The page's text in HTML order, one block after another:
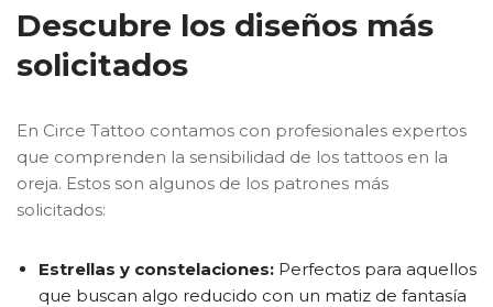
Descubre los diseños más
solicitados
En Circe Tattoo contamos con profesionales expertos
que comprenden la sensibilidad de los tattoos en la
oreja. Estos son algunos de los patrones más
solicitados:
Estrellas y constelaciones: Perfectos para aquellos
que buscan algo reducido con un matiz de fantasía